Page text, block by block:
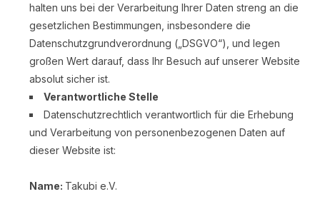
halten uns bei der Verarbeitung Ihrer Daten streng an die
gesetzlichen Bestimmungen, insbesondere die
Datenschutzgrundverordnung („DSGVO“), und legen
großen Wert darauf, dass Ihr Besuch auf unserer Website
absolut sicher ist.
Verantwortliche Stelle
Datenschutzrechtlich verantwortlich für die Erhebung
und Verarbeitung von personenbezogenen Daten auf
dieser Website ist:
Name: Takubi e.V.